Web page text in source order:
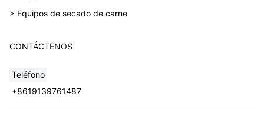
> Equipos de secado de carne
CONTÁCTENOS
Teléfono
+8619139761487